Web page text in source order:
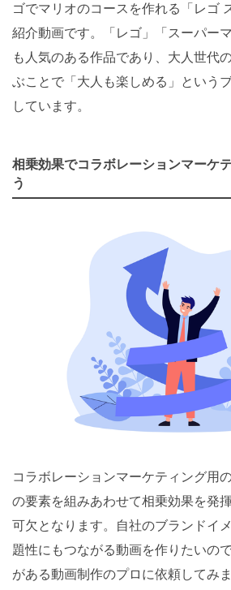
ゴでマリオのコースを作れる「レゴ
紹介動画です。「レゴ」「スーパー
も人気のある作品であり、大人世代
ぶことで「大人も楽しめる」という
しています。
相乗効果でコラボレーションマーケ
う
コラボレーションマーケティング用
の要素を組みあわせて相乗効果を発
可欠となります。自社のブランドイ
題性にもつながる動画を作りたいの
がある動画制作のプロに依頼してみま